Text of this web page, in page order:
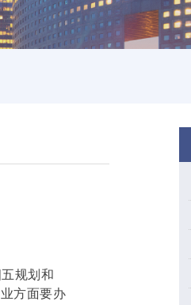
规划和
方面要办